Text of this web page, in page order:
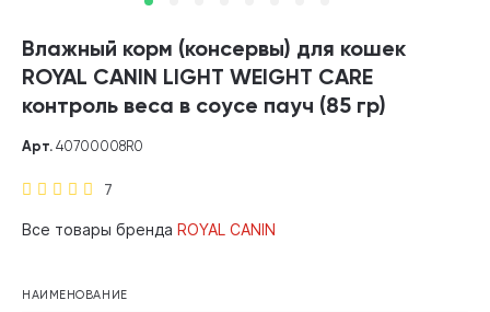
Влажный корм (консервы) для кошек
ROYAL CANIN LIGHT WEIGHT CARE
контроль веса в соусе пауч (85 гр)
7
Арт. 40700008R0
Все товары бренда ROYAL CANIN
НАИМЕНОВАНИЕ